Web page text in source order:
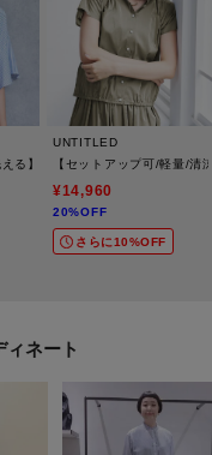
える】Vネックフリルブラウス
UNTITLED
【セットアップ可/軽量/清
¥14,960
20%OFF
さらに10%OFF